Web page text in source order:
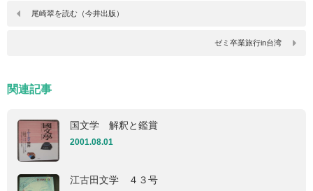
尾崎翠を読む（今井出版）
ゼミ卒業旅行in台湾
関連記事
国文学 解釈と鑑賞
2001.08.01
江古田文学 ４３号